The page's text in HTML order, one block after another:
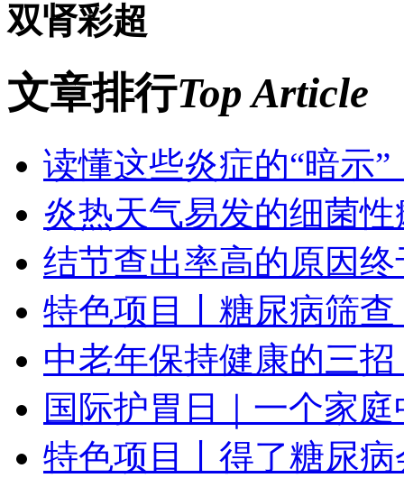
双肾彩超
文章排行Top Article
读懂这些炎症的“暗示
炎热天气易发的细菌
结节查出率高的原因
特色项目丨糖尿病筛
中老年保持健康的三
国际护胃日｜一个家
特色项目丨得了糖尿